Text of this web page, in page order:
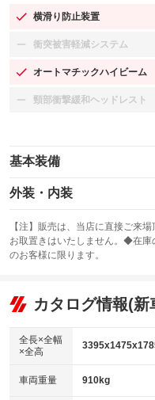
横滑り防止装置
：装備あり
衝突被害軽減システム
：装備なし
オートマチックハイビーム
：装備あり
頸部衝撃緩和ヘッドレスト
：装備なし
基本装備
エアバッグ：運転席/助手席/
：装備あり
：装備なし
サンルーフ
：装備なし
リフトアップ
：装備なし
：装備なし
パワーウィンドウ
アイドリングストップ
：装備あり
外装・内装
カーナビ
：装備なし
TV
：装備なし
ビジュアル
：装備なし
：装備なし
革シート
キーレス
【注】販売は、当店に直接ご来
お取置きはいたしません。◆在
のお客様に限ります。
カタログ情報(新
全長×全幅
×全高
車両重量 910kg